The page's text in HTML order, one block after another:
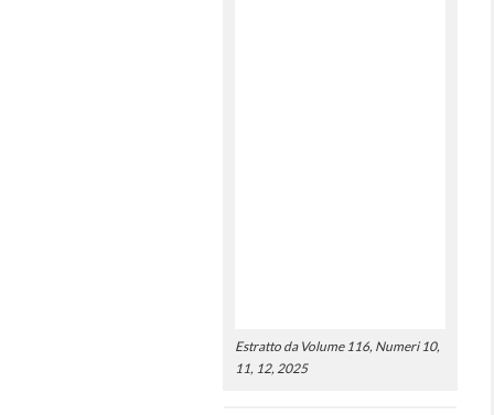
Estratto da Volume 116, Numeri 10,
11, 12, 2025